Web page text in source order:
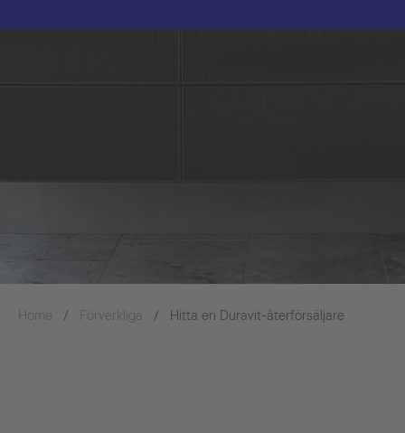
Home Förverkliga Hitta en Duravit-återförsäljare